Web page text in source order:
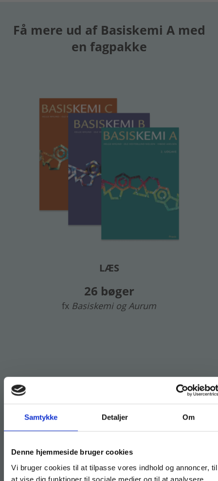
Samtykke Detaljer Om
Denne hjemmeside bruger cookies
Vi bruger cookies til at tilpasse vores indhold og annoncer, til
at vise dig funktioner til sociale medier og til at analysere
Få mere ud af Basiskemi A med
en fagpakke
LÆS
26 bøger
fx Basiskemi og Aurum
Køb læremidler og find masterclasses mm.
Fortsæt som: